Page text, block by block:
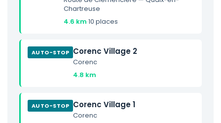
Chartreuse
4.6 km·10 places
AUTO-STOP Corenc Village 2
Corenc
4.8 km
AUTO-STOP Corenc Village 1
Corenc